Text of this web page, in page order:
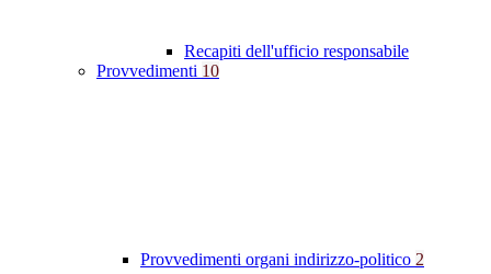
Recapiti dell'ufficio responsabile
Provvedimenti 10
Provvedimenti organi indirizzo-politico 2